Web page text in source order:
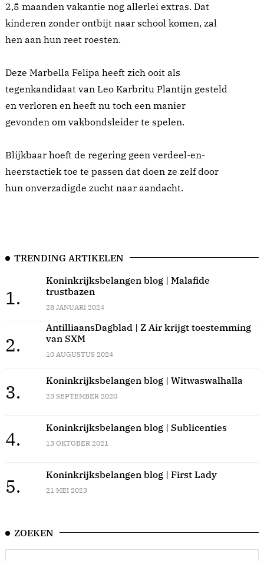
2,5 maanden vakantie nog allerlei extras. Dat
kinderen zonder ontbijt naar school komen, zal
hen aan hun reet roesten.
Deze Marbella Felipa heeft zich ooit als
tegenkandidaat van Leo Karbritu Plantijn gesteld
en verloren en heeft nu toch een manier
gevonden om vakbondsleider te spelen.
Blijkbaar hoeft de regering geen verdeel-en-
heerstactiek toe te passen dat doen ze zelf door
hun onverzadigde zucht naar aandacht.
TRENDING ARTIKELEN
1.
Koninkrijksbelangen blog | Malafide
trustbazen
28 JANUARI 2024
2.
AntilliaansDagblad | Z Air krijgt toestemming
van SXM
10 AUGUSTUS 2024
3.
Koninkrijksbelangen blog | Witwaswalhalla
23 SEPTEMBER 2020
4.
Koninkrijksbelangen blog | Sublicenties
13 OKTOBER 2021
5.
Koninkrijksbelangen blog | First Lady
21 MEI 2023
ZOEKEN